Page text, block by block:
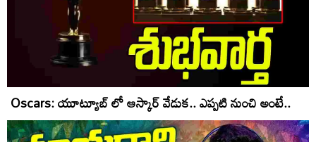
Oscars: యూట్యూబ్ లో ఆస్కార్ వేడుక.. ఎప్పటి నుంచి అంటే..